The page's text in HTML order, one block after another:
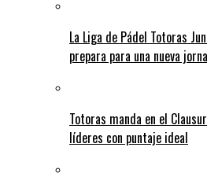
La Liga de Pádel Totoras
prepara para una nueva
Totoras manda en el
líderes con puntaje ideal